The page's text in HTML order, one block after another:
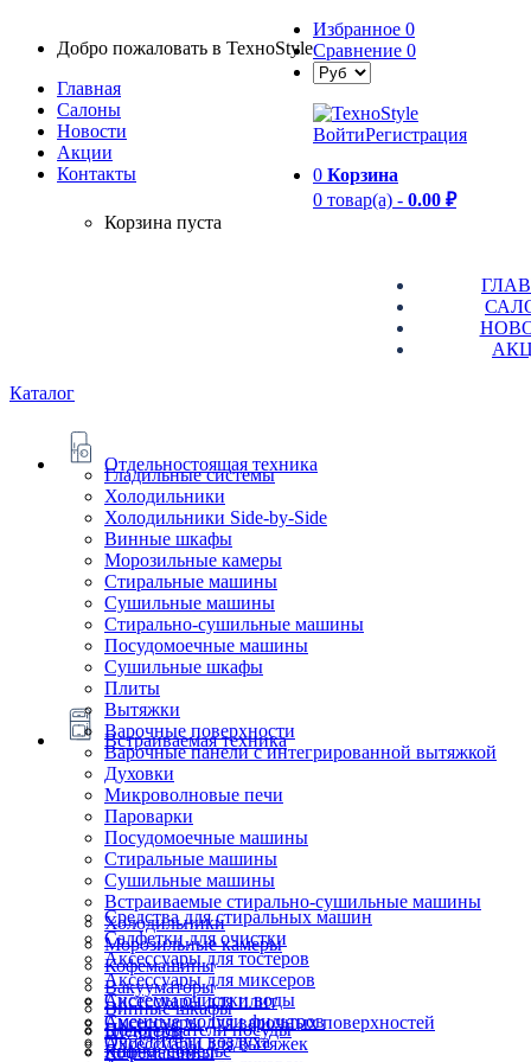
Добро пожаловать в TexноStyle
Главная
Салоны
Новости
Aкции
Контакты
Избранное 0
Сравнение 0
ВойтиРегистрация
0 Корзина
0 товар(а) - 0.00 ₽
Корзина пуста
Каталог
Отдельностоящая техника
Гладильные системы
Холодильники
Холодильники Side-by-Side
Винные шкафы
Морозильные камеры
Стиральные машины
Сушильные машины
Стирально-сушильные машины
Посудомоечные машины
Сушильные шкафы
Плиты
Встраиваемая техника
Вытяжки
Варочные поверхности
Варочные панели с интегрированной вытяжкой
Духовки
Микроволновые печи
Пароварки
Посудомоечные машины
Стиральные машины
Сушильные машины
Встраиваемые стирально-сушильные машины
Холодильники
Морозильные камеры
Кофемашины
Вакууматоры
Винные шкафы
Подогреватели посуды
Ящики сомелье
Блендеры
Кофемашины
Очистители воздуха
Системы очистки воды
Сменные модули фильтров
Аксессуары для тостеров
Аксессуары для миксеров
Аксессуары для плит
Аксессуары для варочных поверхностей
Аксессуары для вытяжек
Средства для стиральных машин
Салфетки для очистки